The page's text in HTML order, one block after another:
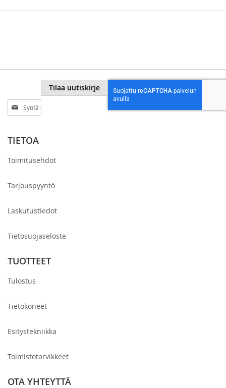
Tilaa
uutiskirjeemme:
Tilaa uutiskirje
TIETOA
Toimitusehdot
Tarjouspyyntö
Laskutustiedot
Tietosuojaseloste
TUOTTEET
Tulostus
Tietokoneet
Esitystekniikka
Toimistotarvikkeet
OTA YHTEYTTÄ